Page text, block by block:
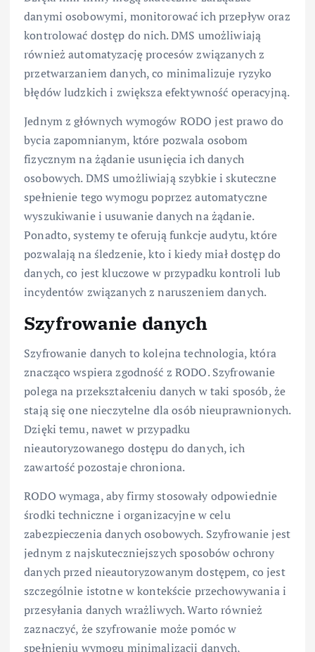
danymi osobowymi, monitorować ich przepływ oraz
kontrolować dostęp do nich. DMS umożliwiają
również automatyzację procesów związanych z
przetwarzaniem danych, co minimalizuje ryzyko
błędów ludzkich i zwiększa efektywność operacyjną.
Jednym z głównych wymogów RODO jest prawo do
bycia zapomnianym, które pozwala osobom
fizycznym na żądanie usunięcia ich danych
osobowych. DMS umożliwiają szybkie i skuteczne
spełnienie tego wymogu poprzez automatyczne
wyszukiwanie i usuwanie danych na żądanie.
Ponadto, systemy te oferują funkcje audytu, które
pozwalają na śledzenie, kto i kiedy miał dostęp do
danych, co jest kluczowe w przypadku kontroli lub
incydentów związanych z naruszeniem danych.
Szyfrowanie danych
Szyfrowanie danych to kolejna technologia, która
znacząco wspiera zgodność z RODO. Szyfrowanie
polega na przekształceniu danych w taki sposób, że
stają się one nieczytelne dla osób nieuprawnionych.
Dzięki temu, nawet w przypadku
nieautoryzowanego dostępu do danych, ich
zawartość pozostaje chroniona.
RODO wymaga, aby firmy stosowały odpowiednie
środki techniczne i organizacyjne w celu
zabezpieczenia danych osobowych. Szyfrowanie jest
jednym z najskuteczniejszych sposobów ochrony
danych przed nieautoryzowanym dostępem, co jest
szczególnie istotne w kontekście przechowywania i
przesyłania danych wrażliwych. Warto również
zaznaczyć, że szyfrowanie może pomóc w
spełnieniu wymogu minimalizacji danych,